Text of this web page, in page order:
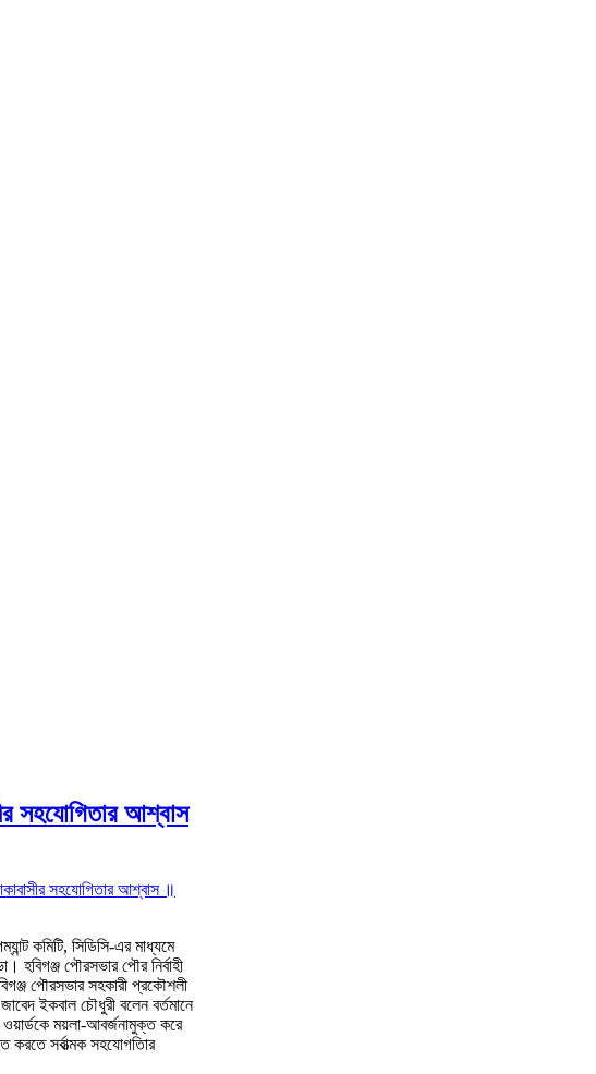
সহযোগিতার আশ্বাস
সহযোগিতার আশ্বাস ॥
কমিটি, সিডিসি-এর মাধ্যমে
হবিগঞ্জ পৌরসভার পৌর নির্বাহী
পৌরসভার সহকারী প্রকৌশলী
ইকবাল চৌধুরী বলেন বর্তমানে
ওয়ার্ডকে ময়লা-আবর্জনামুক্ত করে
করতে সর্বাত্মক সহযোগতিার